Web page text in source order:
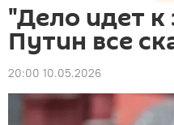
"Дело идет
Путин все
20:00 10.05.2026